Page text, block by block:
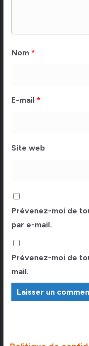
Nom *
E-mail *
Site web
Prévenez-moi de
par e-mail.
Prévenez-moi de
mail.